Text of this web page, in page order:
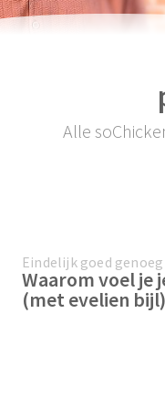
Alle
Eindelijk goed genoeg
Waarom voel je
(met evelien bijl)